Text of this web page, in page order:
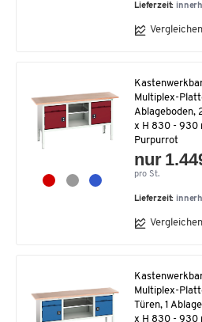
Lieferzeit:
Vergleichen
Multiplex-
Ablageboden,
x H 830 - 930
Purpurrot
nur
pro St.
Lieferzeit:
Vergleichen
Multiplex-
Türen, 1
x H 830 - 930